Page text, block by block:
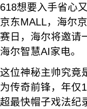
618想要入手省心
京东MALL，海尔
赛日，海尔将邀请
海尔智慧AI家电。
这位神秘主帅究竟
为传奇前锋，年仅
超最快帽子戏法纪